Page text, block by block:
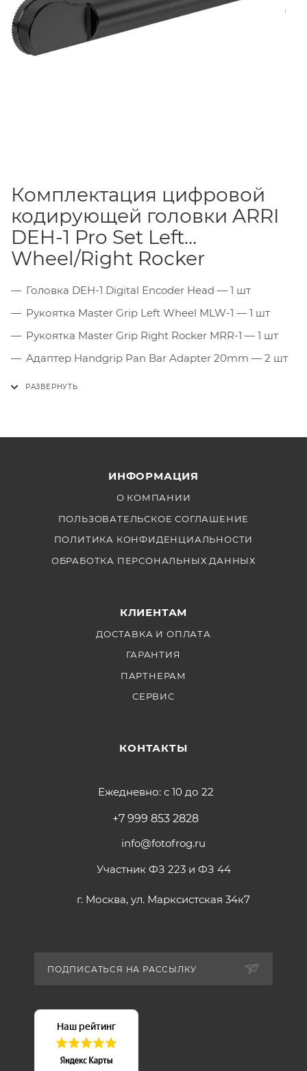
упрощает работу оператора и сокращает время на
настройку оборудования.
Комплектация цифровой
кодирующей головки ARRI
DEH-1 Pro Set Left
Wheel/Right Rocker
Головка DEH-1 Digital Encoder Head — 1 шт
Рукоятка Master Grip Left Wheel MLW-1 — 1 шт
Рукоятка Master Grip Right Rocker MRR-1 — 1 шт
Адаптер Handgrip Pan Bar Adapter 20mm — 2 шт
Кабель LBUS - LBUS (0.8 м) — 1 шт
ИНФОРМАЦИЯ
О КОМПАНИИ
ПОЛЬЗОВАТЕЛЬСКОЕ СОГЛАШЕНИЕ
ПОЛИТИКА КОНФИДЕНЦИАЛЬНОСТИ
ОБРАБОТКА ПЕРСОНАЛЬНЫХ ДАННЫХ
КЛИЕНТАМ
ДОСТАВКА И ОПЛАТА
ГАРАНТИЯ
ПАРТНЕРАМ
СЕРВИС
КОНТАКТЫ
Ежедневно: с 10 до 22
+7 999 853 2828
info@fotofrog.ru
Участник ФЗ 223 и ФЗ 44
г. Москва, ул. Марксистская 34к7
ПОДПИСАТЬСЯ НА РАССЫЛКУ